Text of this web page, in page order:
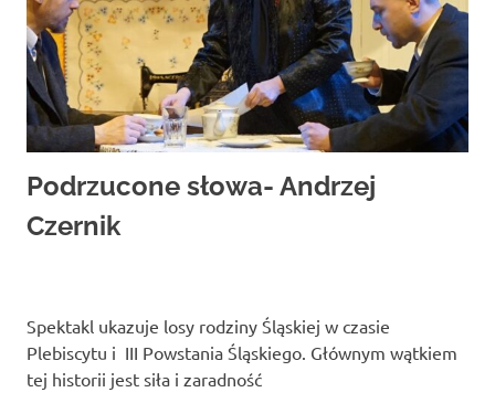
Podrzucone słowa- Andrzej
Czernik
Spektakl ukazuje losy rodziny Śląskiej w czasie
Plebiscytu i III Powstania Śląskiego. Głównym wątkiem
tej historii jest siła i zaradność